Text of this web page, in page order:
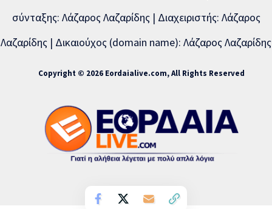
σύνταξης: Λάζαρος Λαζαρίδης | Διαχειριστής: Λάζαρος
Λαζαρίδης | Δικαιούχος (domain name): Λάζαρος Λαζαρίδης
Copyright © 2026 Eordaialive.com, All Rights Reserved